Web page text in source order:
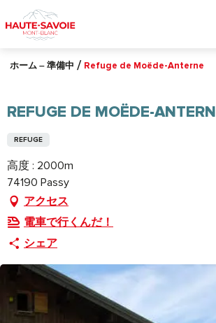
au
contenu
principal
ホーム – 準備中 Refuge de Moëde-Anterne
REFUGE DE MOËDE-
REFUGE
高度 : 2000m
74190 Passy
アクセス
電車で行くんだ！
シェア